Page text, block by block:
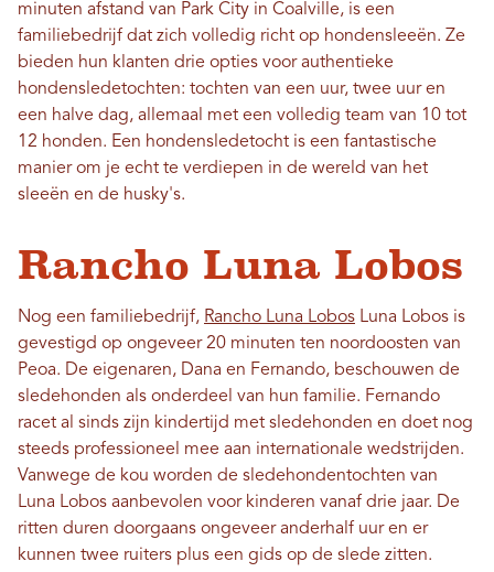
minuten afstand van Park City in Coalville, is een
familiebedrijf dat zich volledig richt op hondensleeën. Ze
bieden hun klanten drie opties voor authentieke
hondensledetochten: tochten van een uur, twee uur en
een halve dag, allemaal met een volledig team van 10 tot
12 honden. Een hondensledetocht is een fantastische
manier om je echt te verdiepen in de wereld van het
sleeën en de husky's.
Rancho Luna Lobos
Nog een familiebedrijf, Rancho Luna Lobos Luna Lobos is
gevestigd op ongeveer 20 minuten ten noordoosten van
Peoa. De eigenaren, Dana en Fernando, beschouwen de
sledehonden als onderdeel van hun familie. Fernando
racet al sinds zijn kindertijd met sledehonden en doet nog
steeds professioneel mee aan internationale wedstrijden.
Vanwege de kou worden de sledehondentochten van
Luna Lobos aanbevolen voor kinderen vanaf drie jaar. De
ritten duren doorgaans ongeveer anderhalf uur en er
kunnen twee ruiters plus een gids op de slede zitten.